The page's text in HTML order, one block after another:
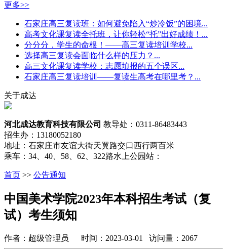
更多>>
石家庄高三复读班：如何避免陷入“炒冷饭”的困境...
高考文化课复读全托班，让你轻松“托”出好成绩！...
分分分，学生的命根！——高三复读培训学校...
选择高三复读会面临什么样的压力？...
高三文化课复读学校：志愿填报的五个误区...
石家庄高三复读培训——复读生高考在哪里考？...
关于成达
河北成达教育科技有限公司 教导处：0311-86483443
招生办：13180052180
地址：石家庄市友谊大街天翼路交口西行两百米
乘车：34、40、58、62、322路水上公园站：
首页 >> 公告通知
中国美术学院2023年本科招生考试（复
试）考生须知​
作者：超级管理员 时间：2023-03-01 访问量：2067